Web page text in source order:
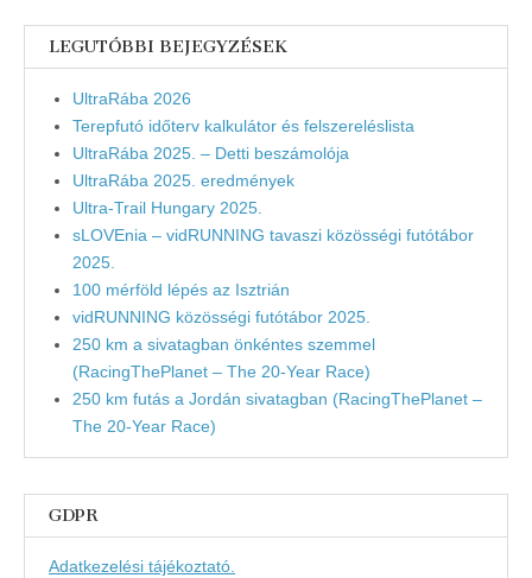
LEGUTÓBBI BEJEGYZÉSEK
UltraRába 2026
Terepfutó időterv kalkulátor és felszereléslista
UltraRába 2025. – Detti beszámolója
UltraRába 2025. eredmények
Ultra-Trail Hungary 2025.
sLOVEnia – vidRUNNING tavaszi közösségi futótábor
2025.
100 mérföld lépés az Isztrián
vidRUNNING közösségi futótábor 2025.
250 km a sivatagban önkéntes szemmel
(RacingThePlanet – The 20-Year Race)
250 km futás a Jordán sivatagban (RacingThePlanet –
The 20-Year Race)
GDPR
Adatkezelési tájékoztató.